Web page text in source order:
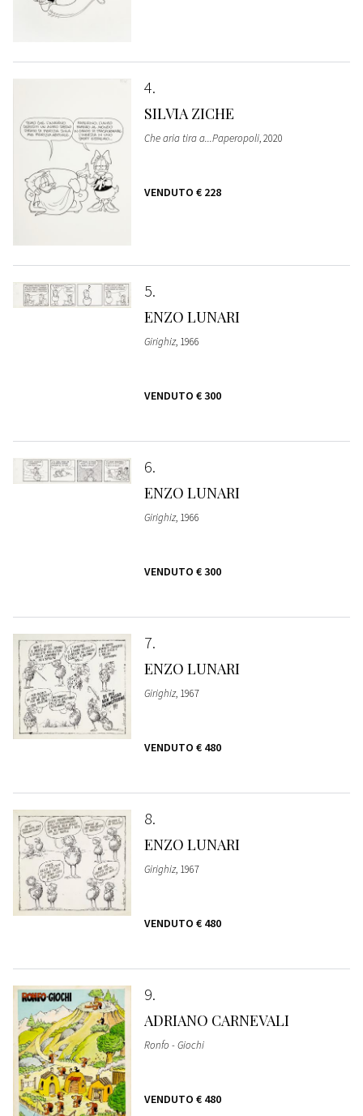
4
SILVIA ZICHE
Che aria tira a...Paperopoli, 2020
VENDUTO € 228
5
ENZO LUNARI
Girighiz, 1966
VENDUTO € 300
6
ENZO LUNARI
Girighiz, 1966
VENDUTO € 300
7
ENZO LUNARI
Girighiz, 1967
VENDUTO € 480
8
ENZO LUNARI
Girighiz, 1967
VENDUTO € 480
9
ADRIANO CARNEVALI
Ronfo - Giochi
VENDUTO € 480